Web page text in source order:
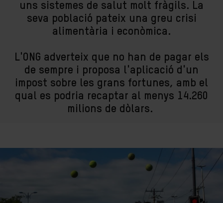
uns sistemes de salut molt fràgils. La
seva població pateix una greu crisi
alimentària i econòmica.
L'ONG adverteix que no han de pagar els
de sempre i proposa l'aplicació d'un
impost sobre les grans fortunes, amb el
qual es podria recaptar al menys 14.260
milions de dòlars.